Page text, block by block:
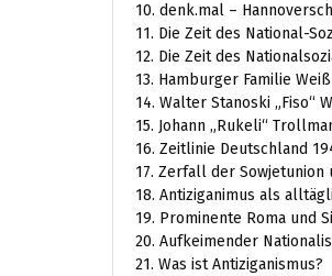
10. denk.mal –
11. Die Zeit des National-
12. Die Zeit des
13. Hamburger Familie
14. Walter Stanoski „Fiso“
15. Johann „Rukeli“
16. Zeitlinie Deutschland
17. Zerfall der Sowjetunion
18. Antiziganimus als
19. Prominente Roma und
20. Aufkeimender
21. Was ist Antiziganismus?